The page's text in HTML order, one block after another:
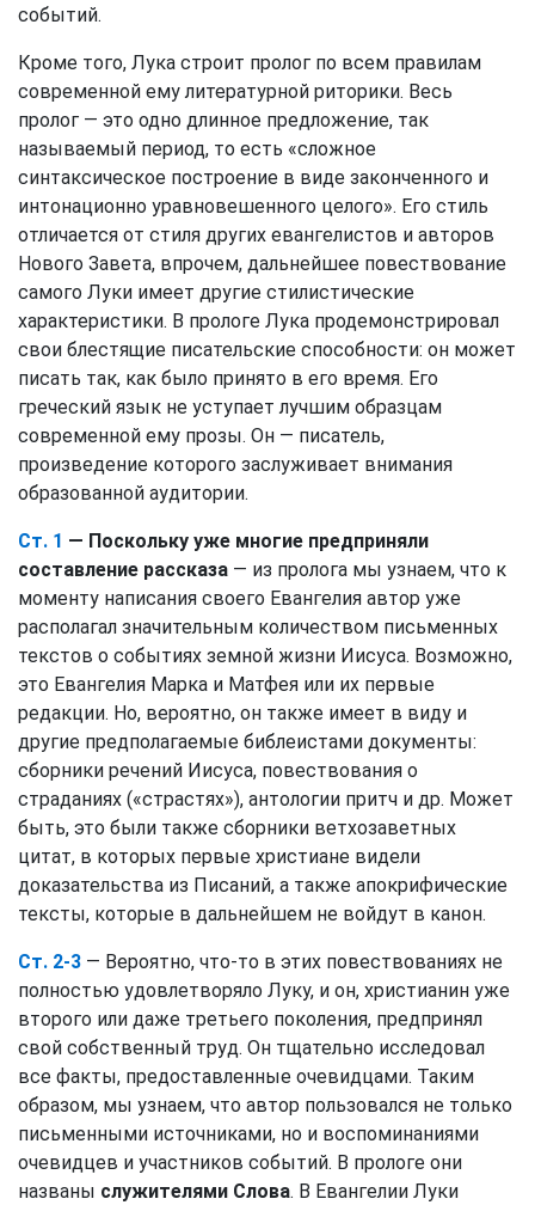
событий.
Кроме того, Лука строит пролог по всем правилам
современной ему литературной риторики. Весь
пролог — это одно длинное предложение, так
называемый период, то есть «сложное
синтаксическое построение в виде законченного и
интонационно уравновешенного целого». Его стиль
отличается от стиля других евангелистов и авторов
Нового Завета, впрочем, дальнейшее повествование
самого Луки имеет другие стилистические
характеристики. В прологе Лука продемонстрировал
свои блестящие писательские способности: он может
писать так, как было принято в его время. Его
греческий язык не уступает лучшим образцам
современной ему прозы. Он — писатель,
произведение которого заслуживает внимания
образованной аудитории.
Ст. 1 — Поскольку уже многие предприняли
составление рассказа — из пролога мы узнаем, что к
моменту написания своего Евангелия автор уже
располагал значительным количеством письменных
текстов о событиях земной жизни Иисуса. Возможно,
это Евангелия Марка и Матфея или их первые
редакции. Но, вероятно, он также имеет в виду и
другие предполагаемые библеистами документы:
сборники речений Иисуса, повествования о
страданиях («страстях»), антологии притч и др. Может
быть, это были также сборники ветхозаветных
цитат, в которых первые христиане видели
доказательства из Писаний, а также апокрифические
тексты, которые в дальнейшем не войдут в канон.
Ст. 2-3 — Вероятно, что-то в этих повествованиях не
полностью удовлетворяло Луку, и он, христианин уже
второго или даже третьего поколения, предпринял
свой собственный труд. Он тщательно исследовал
все факты, предоставленные очевидцами. Таким
образом, мы узнаем, что автор пользовался не только
письменными источниками, но и воспоминаниями
очевидцев и участников событий. В прологе они
названы служителями Слова. В Евангелии Луки